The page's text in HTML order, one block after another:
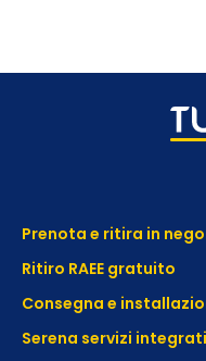
Prenota e ritira in
Ritiro RAEE gratuito
Consegna e
Serena servizi